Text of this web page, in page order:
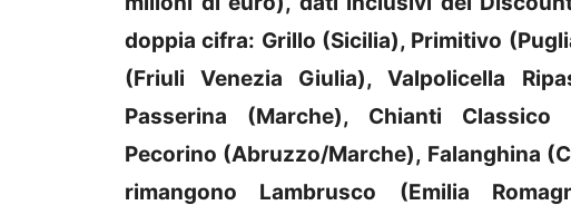
doppia cifra: Grillo (Sicilia), Primitivo
(Friuli Venezia Giulia), Valpolicella
Passerina (Marche), Chianti Classico
Pecorino (Abruzzo/Marche), Falanghina
rimangono Lambrusco (Emilia